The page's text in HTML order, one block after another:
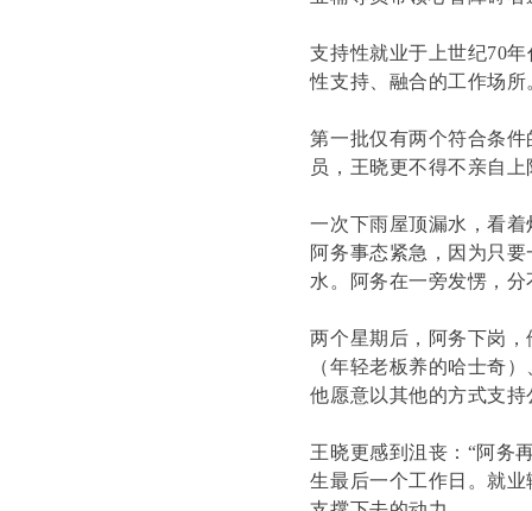
支持性就业于上世纪70
性支持、融合的工作场
第一批仅有两个符合条
员，王晓更不得不亲自上
一次下雨屋顶漏水，看
阿务事态紧急，因为只
水。阿务在一旁发愣，
两个星期后，阿务下岗
（年轻老板养的哈士奇
他愿意以其他的方式支持
王晓更感到沮丧：“阿务
生最后一个工作日。就